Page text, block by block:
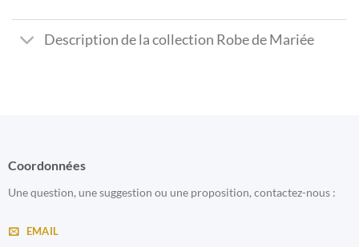
Description de la collection Robe de Mariée
Coordonnées
Une question, une suggestion ou une proposition, contactez-nous :
EMAIL